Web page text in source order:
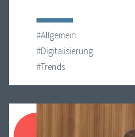
#Allgemein
#Digitalisierung
#Trends